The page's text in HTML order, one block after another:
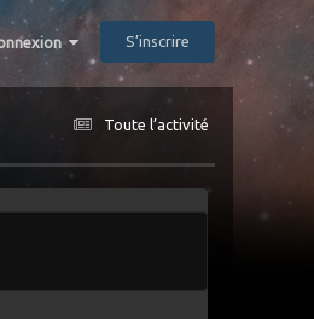
S’inscrire
Toute l’activité